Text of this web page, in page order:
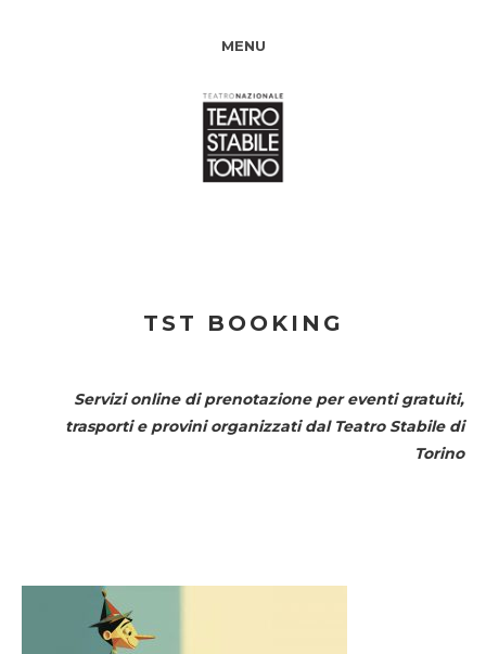
MENU
TST BOOKING
Servizi online di prenotazione per eventi gratuiti,
trasporti e provini organizzati dal Teatro Stabile di
Torino